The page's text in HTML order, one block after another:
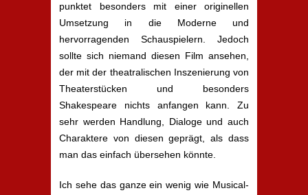
punktet besonders mit einer originellen
Umsetzung in die Moderne und
hervorragenden Schauspielern. Jedoch
sollte sich niemand diesen Film ansehen,
der mit der theatralischen Inszenierung von
Theaterstücken und besonders
Shakespeare nichts anfangen kann. Zu
sehr werden Handlung, Dialoge und auch
Charaktere von diesen geprägt, als dass
man das einfach übersehen könnte.
Ich sehe das ganze ein wenig wie Musical-